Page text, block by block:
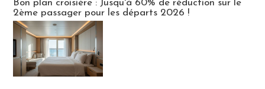
Bon plan croisière : Jusqu'à 60% de réduction sur le
2ème passager pour les départs 2026 !